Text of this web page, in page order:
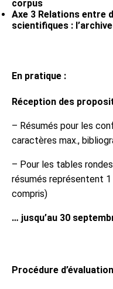
corpus
Axe 3 Relations entre
scientifiques :
En pratique :
Réception des
– Résumés pour les
caractères max.,
– Pour les tables
résumés représentent
compris)
… jusqu’au 30
Procédure